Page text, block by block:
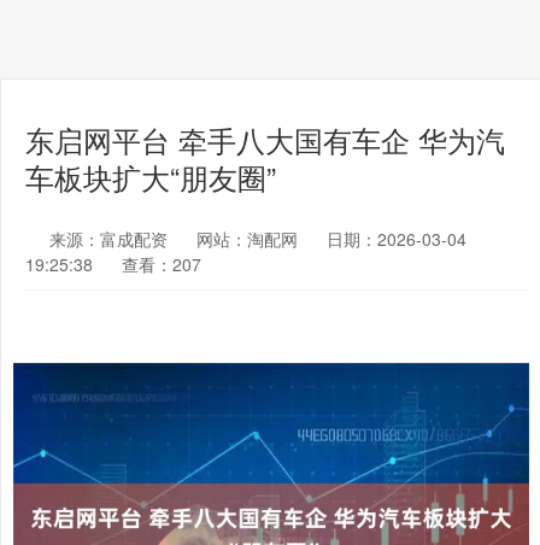
东启网平台 牵手八大国有车企 华为汽
车板块扩大“朋友圈”
来源：富成配资 网站：淘配网
日期：2026-03-04
19:25:38
查看：207